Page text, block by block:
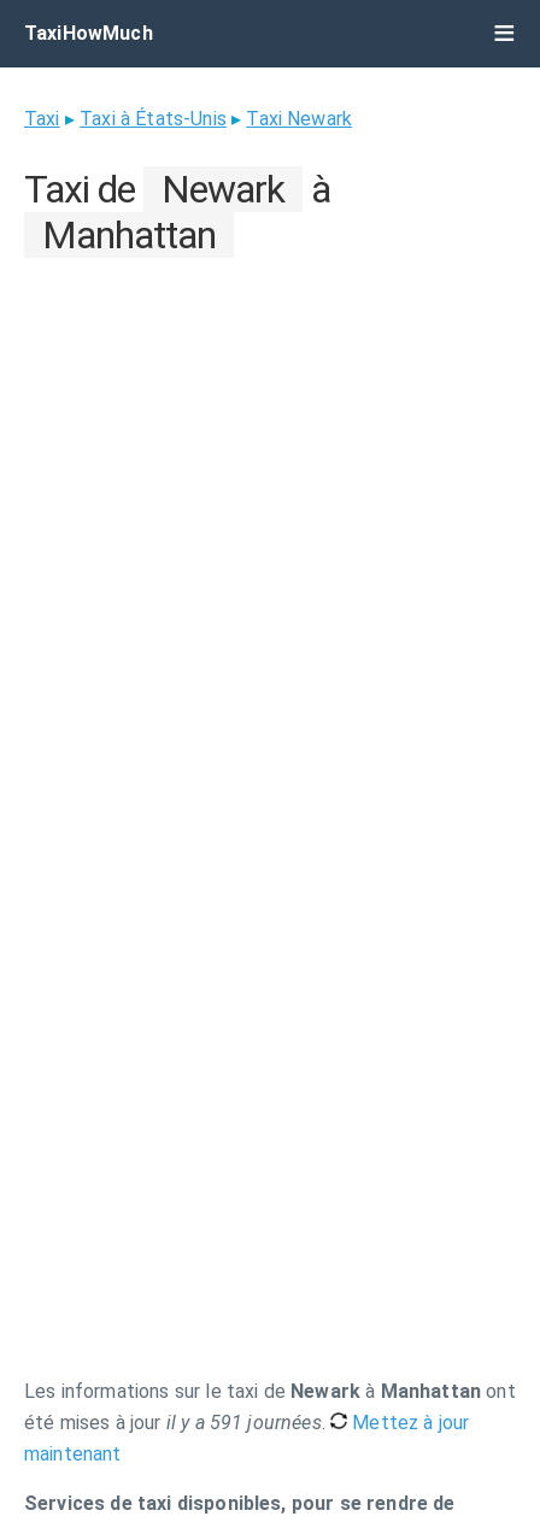
TaxiHowMuch
Taxi ▸ Taxi à États-Unis ▸ Taxi Newark
Taxi de Newark
à
Manhattan
Les informations sur le taxi de Newark à Manhattan ont
été mises à jour il y a 591 journées.
Mettez à jour
maintenant
Services de taxi disponibles, pour se rendre de